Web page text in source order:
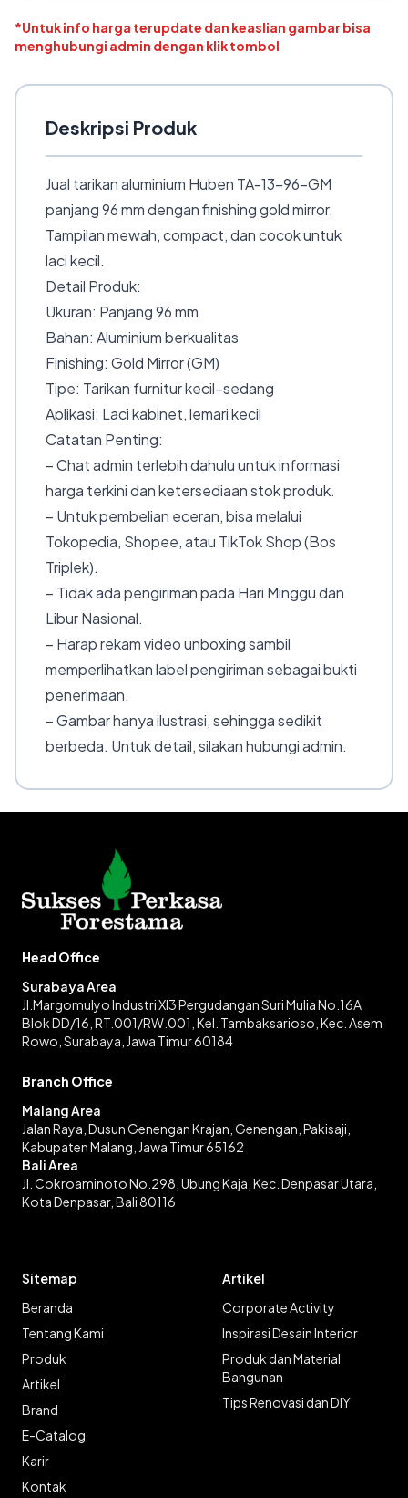
*Untuk info harga terupdate dan keaslian gambar bisa
menghubungi admin dengan klik tombol
Deskripsi Produk
Jual tarikan aluminium Huben TA-13-96-GM
panjang 96 mm dengan finishing gold mirror.
Tampilan mewah, compact, dan cocok untuk
laci kecil.
Detail Produk:
Ukuran: Panjang 96 mm
Bahan: Aluminium berkualitas
Finishing: Gold Mirror (GM)
Tipe: Tarikan furnitur kecil–sedang
Aplikasi: Laci kabinet, lemari kecil
Catatan Penting:
– Chat admin terlebih dahulu untuk informasi
harga terkini dan ketersediaan stok produk.
– Untuk pembelian eceran, bisa melalui
Tokopedia, Shopee, atau TikTok Shop (Bos
Triplek).
– Tidak ada pengiriman pada Hari Minggu dan
Libur Nasional.
– Harap rekam video unboxing sambil
memperlihatkan label pengiriman sebagai bukti
penerimaan.
– Gambar hanya ilustrasi, sehingga sedikit
berbeda. Untuk detail, silakan hubungi admin.
Head Office
Surabaya Area
Jl.Margomulyo Industri XI3 Pergudangan Suri Mulia No.16A
Blok DD/16, RT.001/RW.001, Kel. Tambaksarioso, Kec. Asem
Rowo, Surabaya, Jawa Timur 60184
Branch Office
Malang Area
Jalan Raya, Dusun Genengan Krajan, Genengan, Pakisaji,
Kabupaten Malang, Jawa Timur 65162
Bali Area
Jl. Cokroaminoto No.298, Ubung Kaja, Kec. Denpasar Utara,
Kota Denpasar, Bali 80116
Sitemap
Beranda
Tentang Kami
Produk
Artikel
Brand
E-Catalog
Karir
Kontak
Artikel
Corporate Activity
Inspirasi Desain Interior
Produk dan Material
Bangunan
Tips Renovasi dan DIY